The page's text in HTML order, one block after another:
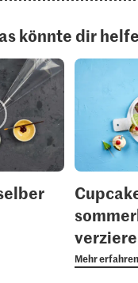
könnte dir
Mehr erfahren